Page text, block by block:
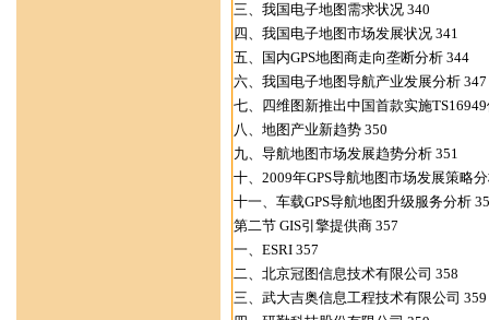
三、我国电子地图需求状况 340
四、我国电子地图市场发展状况 341
五、国内GPS地图商走向垄断分析 344
六、我国电子地图导航产业发展分析 347
七、四维图新推出中国首款实施
八、地图产业新趋势 350
九、导航地图市场发展趋势分析 351
十、2009年GPS导航地图市场发展策略
十一、车载GPS导航地图升级服务分析
第二节 GIS引擎提供商 357
一、ESRI 357
二、北京冠图信息技术有限公司 358
三、武大吉奥信息工程技术有限公司 359